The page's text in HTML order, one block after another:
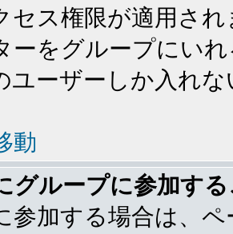
セス権限が適用さ
ーをグループにい
ユーザーしか入れ
動
グループに参加す
参加する場合は、